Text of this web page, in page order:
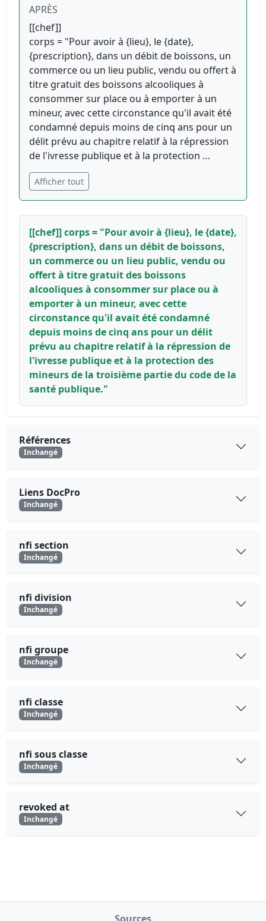
APRÈS
[[chef]]
corps = "Pour avoir à {lieu}, le {date},
{prescription}, dans un débit de boissons, un
commerce ou un lieu public, vendu ou offert à
titre gratuit des boissons alcooliques à
consommer sur place ou à emporter à un
mineur, avec cette circonstance qu'il avait été
condamné depuis moins de cinq ans pour un
délit prévu au chapitre relatif à la répression
de l'ivresse publique et à la protection …
Afficher tout
[[chef]] corps = "Pour avoir à {lieu}, le {date},
{prescription}, dans un débit de boissons,
un commerce ou un lieu public, vendu ou
offert à titre gratuit des boissons
alcooliques à consommer sur place ou à
emporter à un mineur, avec cette
circonstance qu'il avait été condamné
depuis moins de cinq ans pour un délit
prévu au chapitre relatif à la répression de
l'ivresse publique et à la protection des
mineurs de la troisième partie du code de la
santé publique."
Références
Inchangé
Liens DocPro
Inchangé
nfi section
Inchangé
nfi division
Inchangé
nfi groupe
Inchangé
nfi classe
Inchangé
nfi sous classe
Inchangé
revoked at
Inchangé